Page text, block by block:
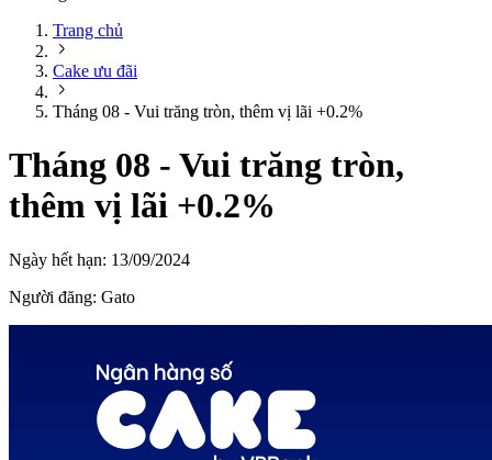
Trang chủ
Cake ưu đãi
Tháng 08 - Vui trăng tròn, thêm vị lãi +0.2%
Tháng 08 - Vui trăng tròn,
thêm vị lãi +0.2%
Ngày hết hạn: 13/09/2024
Người đăng: Gato